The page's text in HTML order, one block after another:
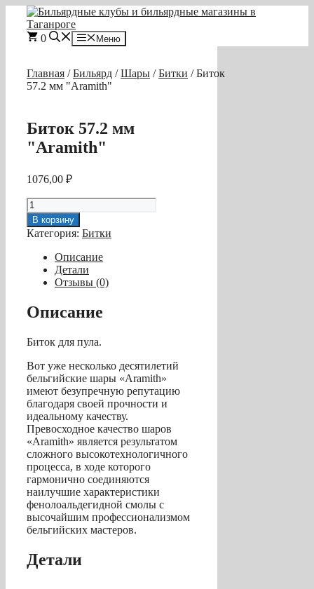
Перейти
содержимому
0 Меню
Главная /Бильярд /Шары /Битки / Биток
57.2 мм "Aramith"
Биток 57.2 мм
"Aramith"
1076,00 ₽
Количество
товара
Биток
57.2
"Aramith"
В корзину
Категория: Битки
Описание
Детали
Отзывы (0)
Описание
Биток для пула.
Вот уже несколько десятилетий
бельгийские шары «Aramith»
имеют безупречную репутацию
благодаря своей прочности и
идеальному качеству.
Превосходное качество шаров
«Aramith» является результатом
сложного высокотехнологичного
процесса, в ходе которого
гармонично соединяются
наилучшие характеристики
фенолоальдегидной смолы с
высочайшим профессионализмом
бельгийских мастеров.
Детали